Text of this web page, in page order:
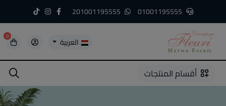
العربية 0
1
2
3
4
5
5 أقسام المنتجات